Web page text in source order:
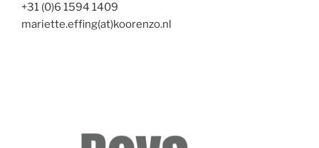
+31 (0)6 1594 1409
mariette.effing(at)koorenzo.nl